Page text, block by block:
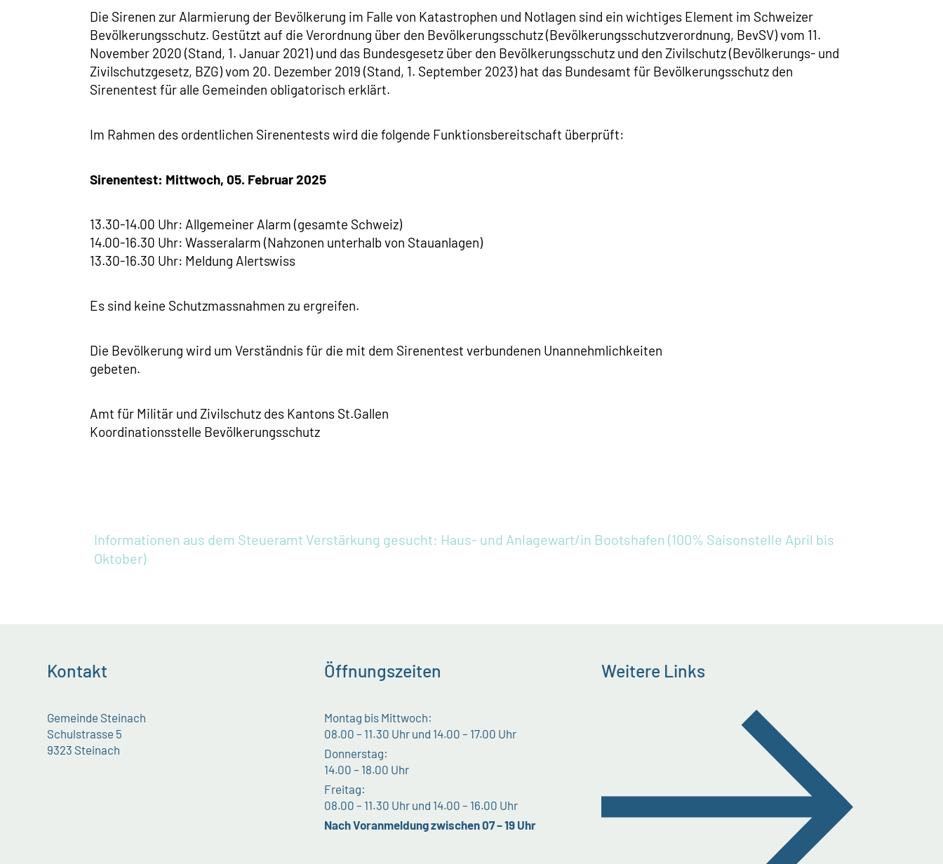
Die Sirenen zur Alarmierung der Bevölkerung im Falle von Katastrophen und Notlagen sind ein wichtiges Element im Schweizer
Bevölkerungsschutz. Gestützt auf die Verordnung über den Bevölkerungsschutz (Bevölkerungsschutzverordnung, BevSV) vom 11.
November 2020 (Stand, 1. Januar 2021) und das Bundesgesetz über den Bevölkerungsschutz und den Zivilschutz (Bevölkerungs- und
Zivilschutzgesetz, BZG) vom 20. Dezember 2019 (Stand, 1. September 2023) hat das Bundesamt für Bevölkerungsschutz den
Sirenentest für alle Gemeinden obligatorisch erklärt.
Im Rahmen des ordentlichen Sirenentests wird die folgende Funktionsbereitschaft überprüft:
Sirenentest: Mittwoch, 05. Februar 2025
13.30-14.00 Uhr: Allgemeiner Alarm (gesamte Schweiz)
14.00-16.30 Uhr: Wasseralarm (Nahzonen unterhalb von Stauanlagen)
13.30-16.30 Uhr: Meldung Alertswiss
Es sind keine Schutzmassnahmen zu ergreifen.
Die Bevölkerung wird um Verständnis für die mit dem Sirenentest verbundenen Unannehmlichkeiten
gebeten.
Amt für Militär und Zivilschutz des Kantons St.Gallen
Koordinationsstelle Bevölkerungsschutz
Informationen aus dem Steueramt Verstärkung gesucht: Haus- und Anlagewart/in Bootshafen (100% Saisonstelle April bis
Oktober)
Kontakt
Gemeinde Steinach
Schulstrasse 5
9323 Steinach
Öffnungszeiten
Montag bis Mittwoch:
08.00 – 11.30 Uhr und 14.00 – 17.00 Uhr
Donnerstag:
14.00 – 18.00 Uhr
Freitag:
08.00 – 11.30 Uhr und 14.00 – 16.00 Uhr
Nach Voranmeldung zwischen 07 – 19 Uhr
Weitere Links